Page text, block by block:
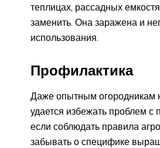
теплицах, рассадных
заменить. Она заражена и
использования.
Профилактика
Даже опытным огородникам
удается избежать проблем с
если соблюдать правила
забывать о специфике